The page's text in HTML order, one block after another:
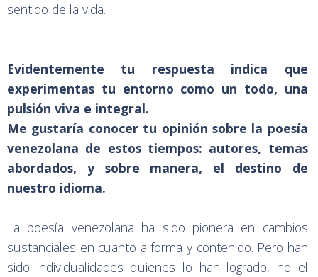
sentido de la vida.
Evidentemente tu respuesta indica que
experimentas tu entorno como un todo, una
pulsión viva e integral.
Me gustaría conocer tu opinión sobre la poesía
venezolana de estos tiempos: autores, temas
abordados, y sobre manera, el destino de
nuestro idioma.
La poesía venezolana ha sido pionera en cambios
sustanciales en cuanto a forma y contenido. Pero han
sido individualidades quienes lo han logrado, no el